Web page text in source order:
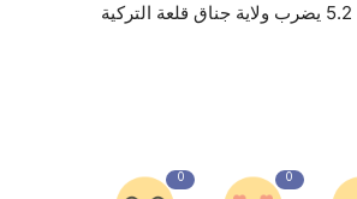
0
0